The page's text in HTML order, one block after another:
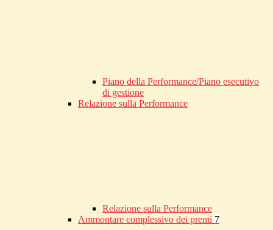
Piano della Performance/Piano esecutivo
di gestione
Relazione sulla Performance
Relazione sulla Performance
Ammontare complessivo dei premi 7